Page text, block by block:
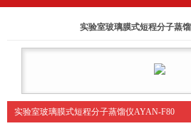
实验室玻璃膜式短程分子蒸
实验室玻璃膜式短程分子蒸馏仪AYAN-F80